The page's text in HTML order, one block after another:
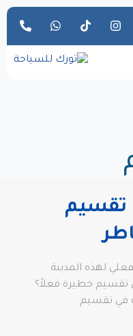
تقسيم
لهذه المدينة
تقسيم خطيرة فعلاً؟
في تقسيم